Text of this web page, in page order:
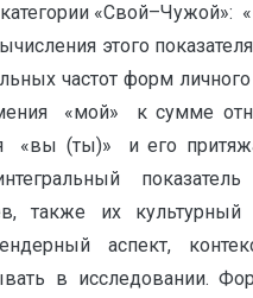
этого
частот форм
«мой» к сумме
«вы (ты)» и его
также их культурный
аспект,
в исследовании.